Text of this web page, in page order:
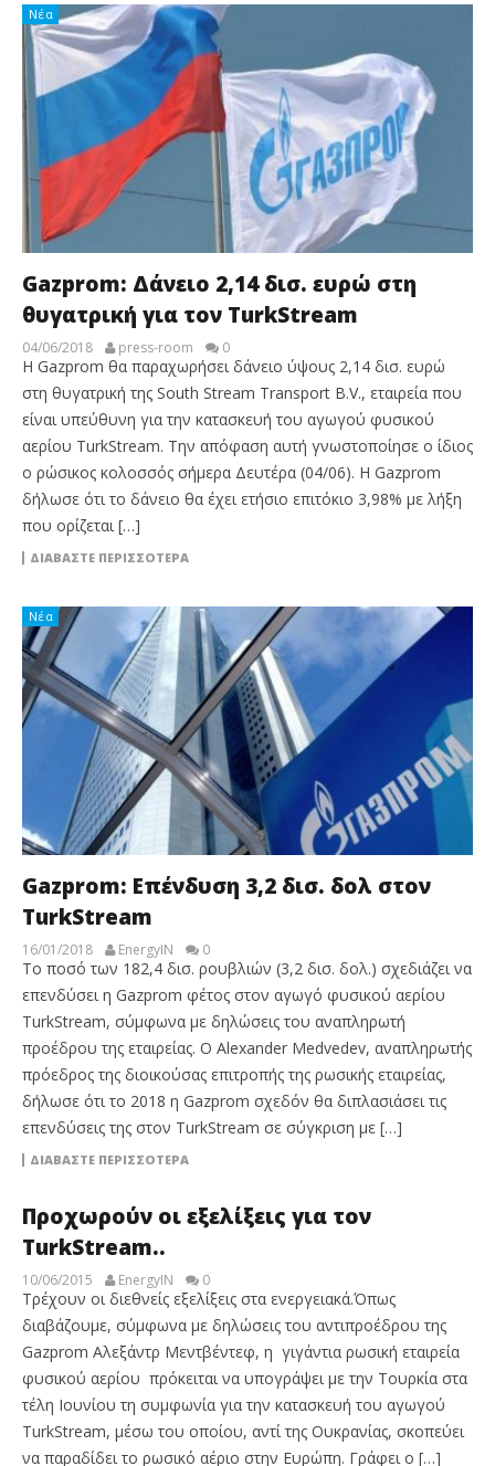
Νέα
Gazprom: Δάνειο 2,14 δισ. ευρώ στη
θυγατρική για τον TurkStream
04/06/2018 press-room 0
Η Gazprom θα παραχωρήσει δάνειο ύψους 2,14 δισ. ευρώ
στη θυγατρική της South Stream Transport B.V., εταιρεία που
είναι υπεύθυνη για την κατασκευή του αγωγού φυσικού
αερίου TurkStream. Την απόφαση αυτή γνωστοποίησε ο ίδιος
ο ρώσικος κολοσσός σήμερα Δευτέρα (04/06). Η Gazprom
δήλωσε ότι το δάνειο θα έχει ετήσιο επιτόκιο 3,98% με λήξη
που ορίζεται […]
ΔΙΑΒΆΣΤΕ ΠΕΡΙΣΣΌΤΕΡΑ
Νέα
Gazprom: Επένδυση 3,2 δισ. δολ στον
TurkStream
16/01/2018 EnergyIN 0
Το ποσό των 182,4 δισ. ρουβλιών (3,2 δισ. δολ.) σχεδιάζει να
επενδύσει η Gazprom φέτος στον αγωγό φυσικού αερίου
TurkStream, σύμφωνα με δηλώσεις του αναπληρωτή
προέδρου της εταιρείας. Ο Alexander Medvedev, αναπληρωτής
πρόεδρος της διοικούσας επιτροπής της ρωσικής εταιρείας,
δήλωσε ότι το 2018 η Gazprom σχεδόν θα διπλασιάσει τις
επενδύσεις της στον TurkStream σε σύγκριση με […]
ΔΙΑΒΆΣΤΕ ΠΕΡΙΣΣΌΤΕΡΑ
Προχωρούν οι εξελίξεις για τον
TurkStream..
10/06/2015 EnergyIN 0
Tρέχουν οι διεθνείς εξελίξεις στα ενεργειακά.Όπως
διαβάζουμε, σύμφωνα με δηλώσεις του αντιπροέδρου της
Gazprom Αλεξάντρ Μεντβέντεφ, η γιγάντια ρωσική εταιρεία
φυσικού αερίου πρόκειται να υπογράψει με την Τουρκία στα
τέλη Ιουνίου τη συμφωνία για την κατασκευή του αγωγού
TurkStream, μέσω του οποίου, αντί της Ουκρανίας, σκοπεύει
να παραδίδει το ρωσικό αέριο στην Ευρώπη. Γράφει ο […]